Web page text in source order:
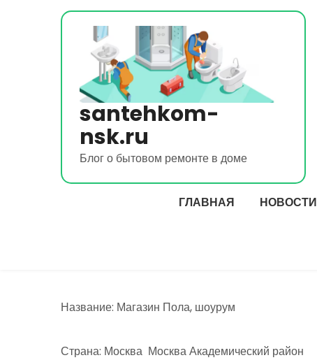
santehkom-
nsk.ru
Блог о бытовом ремонте в доме
ГЛАВНАЯ НОВОСТИ
Название: Магазин Пола, шоурум
Страна: Москва Москва Академический район